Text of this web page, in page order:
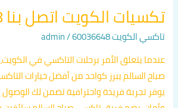
تكسيات الكويت اتصل بنا 60036648
تاكسي الكويت 60036648 /
admin
عندما يتعلق الأمر برحلات التاكسي في
صباح السالم يبرز كواحد من أفضل خيارات
يوفر تجربة فريدة واحترافية تضمن لك